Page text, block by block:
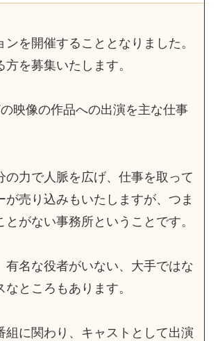
を開催することとなりました。
を募集いたします。
映像の作品への出演を主な仕事
力で人脈を広げ、仕事を取って
売り込みもいたしますが、つま
がない事務所ということです。
名な役者がいない、大手ではな
ところもあります。
に関わり、キャストとして出演